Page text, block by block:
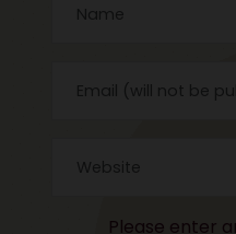
Please enter